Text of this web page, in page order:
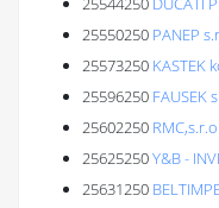
25550250 PANEP
25573250 KASTEK
25596250 FAUSEK
25602250 RMC,s.r.o.
25625250Y&B -
25631250